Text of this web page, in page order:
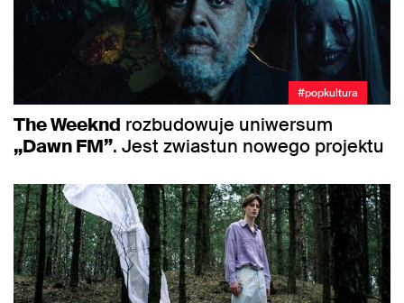
#popkultura
The Weeknd rozbudowuje uniwersum
„Dawn FM”. Jest zwiastun nowego projektu